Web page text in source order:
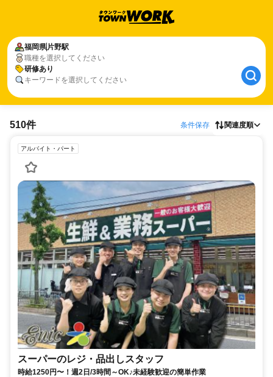
福岡県片野駅
職種を選択してください
研修あり
キーワードを選択してください
510件 条件保存 関連度順
アルバイト・パート
スーパーのレジ・品出しスタッフ
時給1250円〜！週2日/3時間～OK♪未経験歓迎の簡単作業